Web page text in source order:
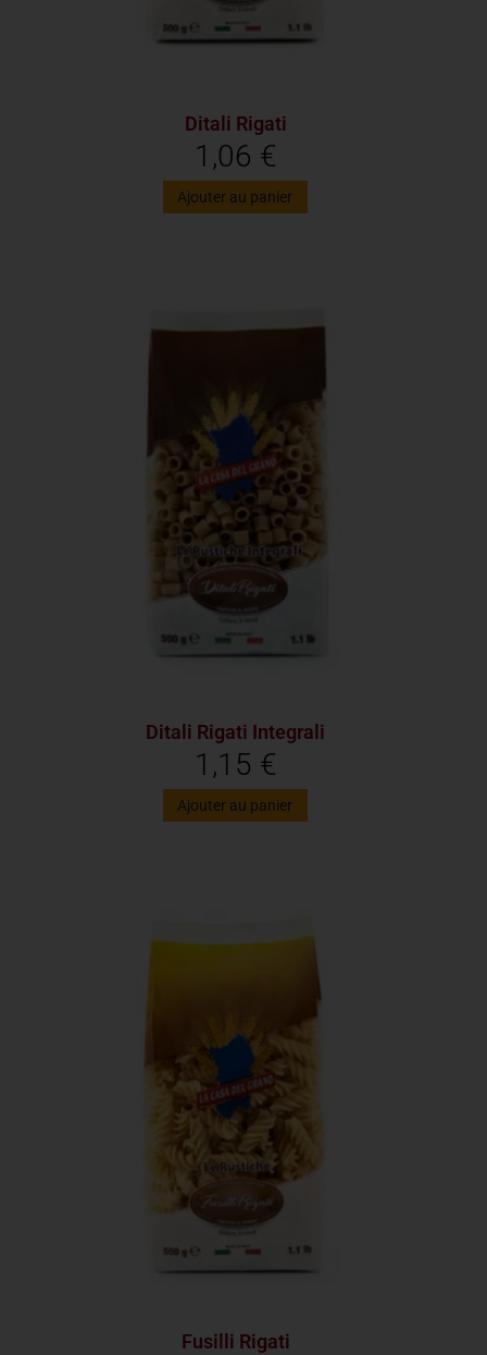
Ditali Rigati
1,06 €
Ajouter au panier
Ditali Rigati Integrali
1,15 €
Ajouter au panier
Fusilli Rigati